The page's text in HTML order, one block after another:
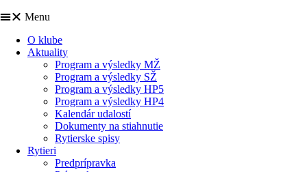
Menu
O klube
Aktuality
Program a výsledky MŽ
Program a výsledky SŽ
Program a výsledky HP5
Program a výsledky HP4
Kalendár udalostí
Dokumenty na stiahnutie
Rytierske spisy
Rytieri
Predprípravka